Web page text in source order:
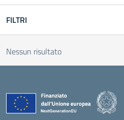
FILTRI
Nessun risultato